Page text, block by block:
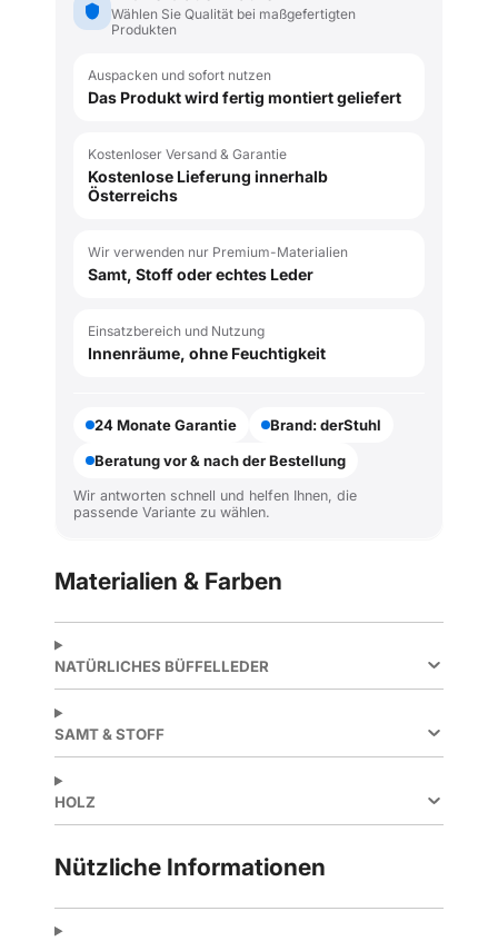
Wählen Sie Qualität bei maßgefertigten
Produkten
Auspacken und sofort nutzen
Das Produkt wird fertig montiert geliefert
Kostenloser Versand & Garantie
Kostenlose Lieferung innerhalb
Österreichs
Wir verwenden nur Premium-Materialien
Samt, Stoff oder echtes Leder
Einsatzbereich und Nutzung
Innenräume, ohne Feuchtigkeit
24 Monate Garantie
Brand: derStuhl
Beratung vor & nach der Bestellung
Wir antworten schnell und helfen Ihnen, die
passende Variante zu wählen.
Materialien & Farben
NATÜRLICHES BÜFFELLEDER
SAMT & STOFF
HOLZ
Nützliche Informationen